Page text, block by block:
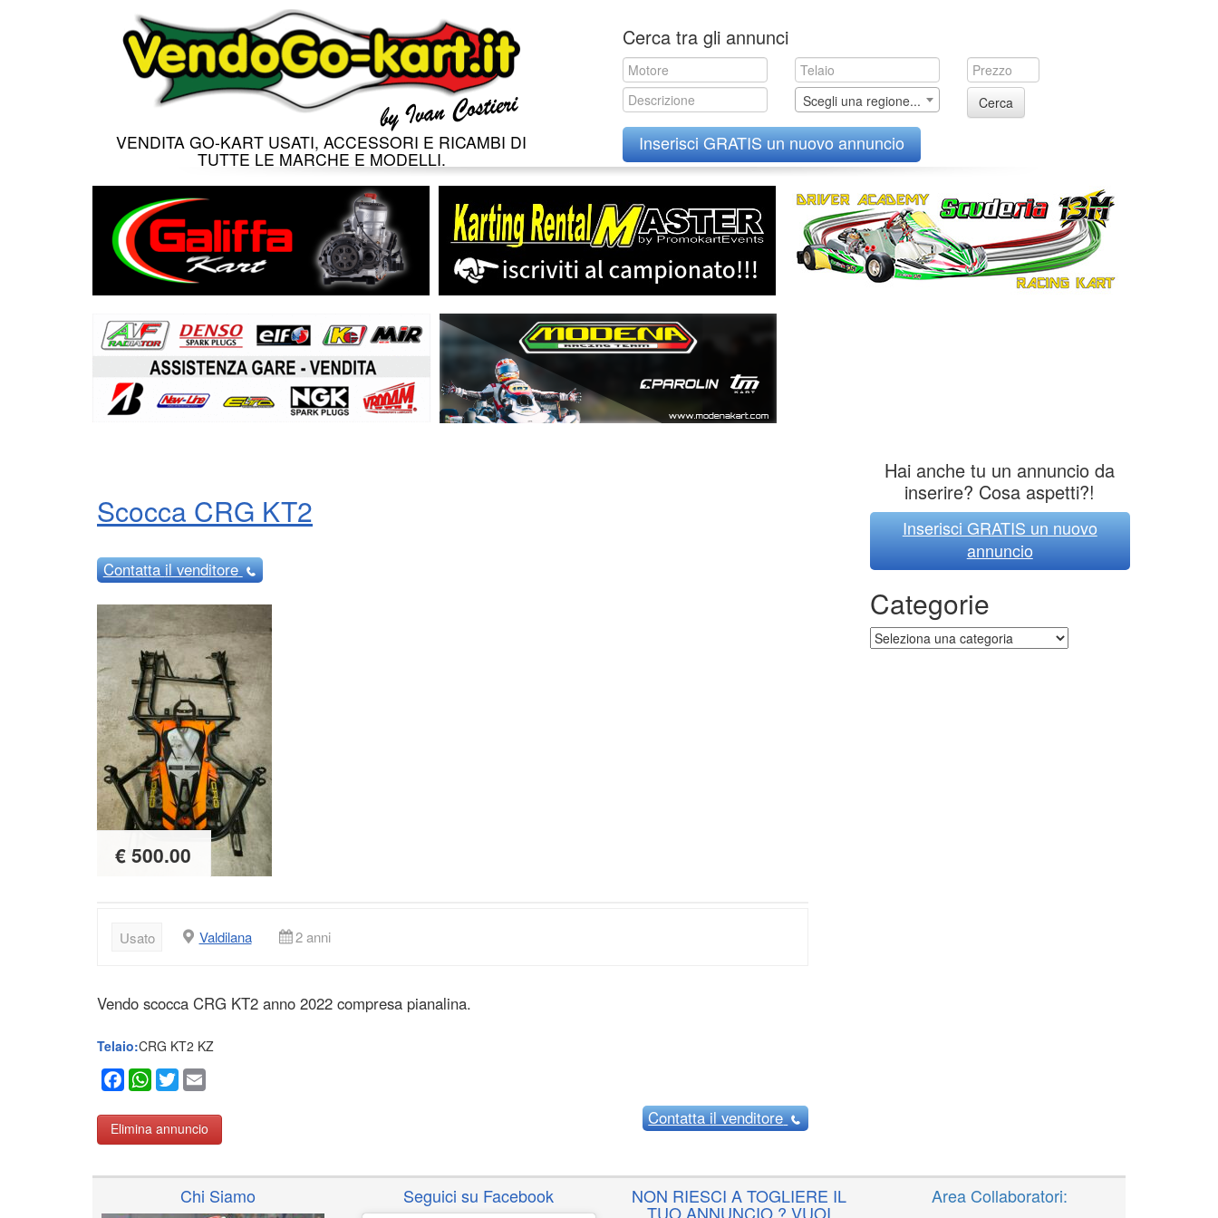
VENDITA GO-KART USATI, ACCESSORI E RICAMBI DI
TUTTE LE MARCHE E MODELLI.
to
content
Cerca tra gli annunci
Scegli una regione... Cerca
Inserisci GRATIS un nuovo annuncio
Scocca CRG KT2
Contattail venditore
€ 500.00
Usato Valdilana 2 anni
Vendo scocca CRG KT2 anno 2022 compresa pianalina.
Telaio:CRG KT2 KZ
Facebook
WhatsApp
Twitter
Elimina annuncio
Contattail venditore
Hai anche tu un annuncio da
inserire? Cosa aspetti?!
Inserisci GRATIS un nuovo
annuncio
Categorie
Categorie
Chi Siamo Seguici su Facebook NON RIESCI A TOGLIERE IL
TUO ANNUNCIO ? VUOI
Area Collaboratori: